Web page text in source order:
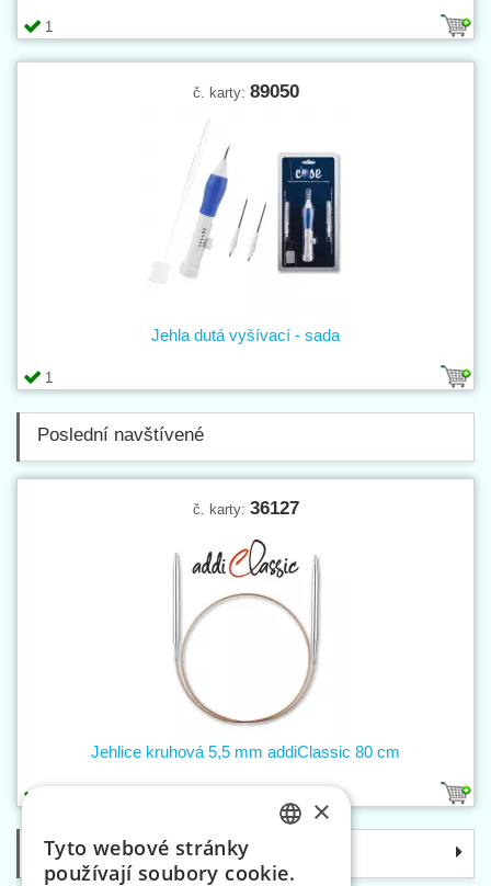
1
č. karty: 89050
1
Jehla dutá vyšívací - sada
Poslední navštívené
č. karty: 36127
Jehlice kruhová 5,5 mm addiClassic 80 cm
Kategorie
×
Tyto webové stránky
používají soubory cookie.